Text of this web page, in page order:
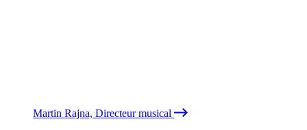
Martin Rajna, Directeur musical